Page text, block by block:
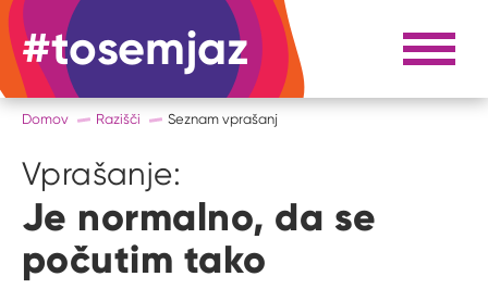
#tosemjaz #to sem jaz Razpri
Domov Razišči Seznam vprašanj
Vprašanje:
Je normalno, da se
počutim tako